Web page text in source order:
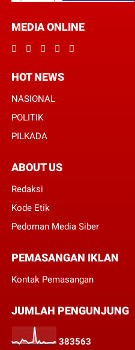
MEDIA ONLINE
HOT NEWS
NASIONAL
POLITIK
PILKADA
ABOUT US
Redaksi
Kode Etik
Pedoman Media Siber
PEMASANGAN IKLAN
Kontak Pemasangan
JUMLAH PENGUNJUNG
383563